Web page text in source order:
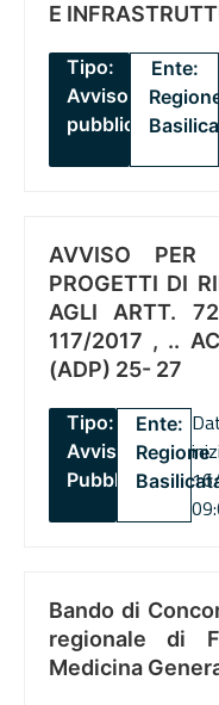
E
Tipo:
Avviso
pubblico
Ente:
AVVISO PER
PROGETTI DI
AGLI ARTT.
117/2017 , ..
(ADP) 25- 27
Tipo:
Avviso
Pubblico
Ente:
Regione
Bando di
regionale di
Medicina